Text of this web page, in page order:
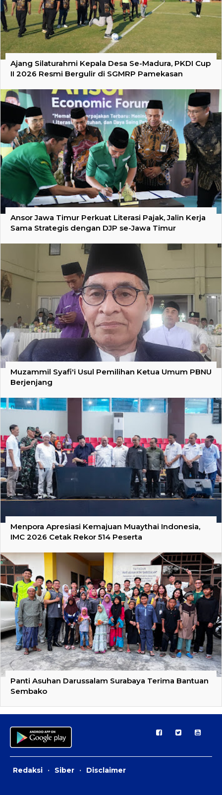
Ajang Silaturahmi Kepala Desa Se-Madura, PKDI Cup
II 2026 Resmi Bergulir di SGMRP Pamekasan
Ansor Jawa Timur Perkuat Literasi Pajak, Jalin Kerja
Sama Strategis dengan DJP se-Jawa Timur
Muzammil Syafi'i Usul Pemilihan Ketua Umum PBNU
Berjenjang
Menpora Apresiasi Kemajuan Muaythai Indonesia,
IMC 2026 Cetak Rekor 514 Peserta
Panti Asuhan Darussalam Surabaya Terima Bantuan
Sembako
Redaksi · Siber · Disclaimer